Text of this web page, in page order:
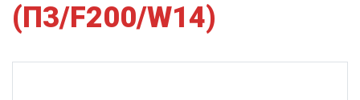
(П3/F200/W14)